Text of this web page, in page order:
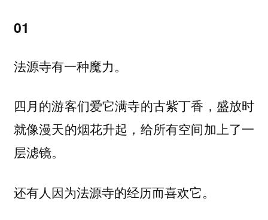
01
法源寺有一种魔力。
四月的游客们爱它满寺的古紫丁香，盛放时
就像漫天的烟花升起，给所有空间加上了一
层滤镜。
还有人因为法源寺的经历而喜欢它。